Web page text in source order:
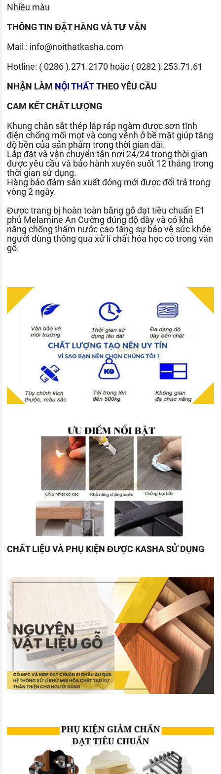
Nhiều màu
THÔNG TIN ĐẶT HÀNG VÀ TƯ VẤN
Mail : info@noithatkasha.com
Hotline: ( 0286 ).271.2170 hoặc ( 0282 ).253.71.61
NHẬN LÀM NỘI THẤTTHEO YÊU CẦU
CAM KẾT CHẤT LƯỢNG
Khung chân sắt thép lắp ráp ngàm được sơn tĩnh
điện chống mối mọt và cong vênh ở bề mặt giúp tăng
độ bền của sản phẩm trong thời gian dài.
Lắp đặt và vận chuyển tận nơi 24/24 trong thời gian
được yêu cầu và bảo hành xuyên suốt 12 tháng trong
thời gian sử dụng.
Hàng bảo đảm sản xuất đóng mới được đổi trả trong
vòng 2 ngày.
Được trang bị hoàn toàn bằng gỗ đạt tiêu chuẩn E1
phủ Melamine An Cường đúng độ dày và có khả
năng chống thấm nước cao tăng sự bảo vệ sức khỏe
người dùng thông qua xử lí chất hóa học có trong ván
gỗ.
CHẤT LIỆU VÀ PHỤ KIỆN ĐƯỢC KASHA SỬ DỤNG